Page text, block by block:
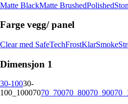
Matte BlackMatte BrushedPolished
Farge vegg/ panel
Clear med SafeTechFrostKlarSmoke
Dimensjon 1
30-10030-
100_10007070_70070_80070_900